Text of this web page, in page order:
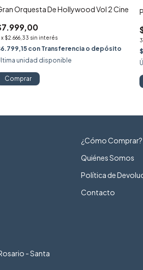
Orquesta De Hollywood Vol 2 Cine
x $2.666,33 sin interés
con Transferencia o depósito
unidad disponible
Comprar
3
- Santa
¿Cómo Comprar?
Quiénes Somos
Política de
Contacto